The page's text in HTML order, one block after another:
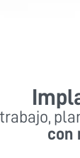
con